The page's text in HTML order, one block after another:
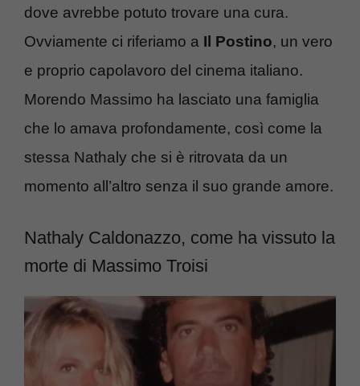
dove avrebbe potuto trovare una cura.
Ovviamente ci riferiamo a Il Postino, un vero
e proprio capolavoro del cinema italiano.
Morendo Massimo ha lasciato una famiglia
che lo amava profondamente, così come la
stessa Nathaly che si è ritrovata da un
momento all’altro senza il suo grande amore.
Nathaly Caldonazzo, come ha vissuto la
morte di Massimo Troisi